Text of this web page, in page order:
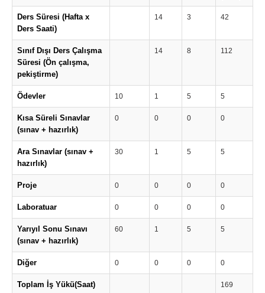
Ders Süresi (Hafta x
Ders Saati)
14 3 42
Sınıf Dışı Ders Çalışma
Süresi (Ön çalışma,
pekiştirme)
14 8 112
Ödevler 10 1 5 5
Kısa Süreli Sınavlar
(sınav + hazırlık)
0 0 0 0
Ara Sınavlar (sınav +
hazırlık)
30 1 5 5
Proje 0 0 0 0
Laboratuar 0 0 0 0
Yarıyıl Sonu Sınavı
(sınav + hazırlık)
60 1 5 5
Diğer 0 0 0 0
Toplam İş Yükü(Saat) 169